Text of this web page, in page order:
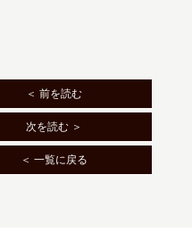
＜ 前を読む
次を読む ＞
＜ 一覧に戻る